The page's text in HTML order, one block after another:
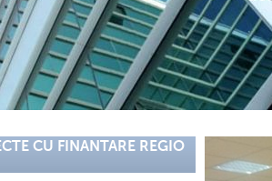
CU FINANTARE REGIO